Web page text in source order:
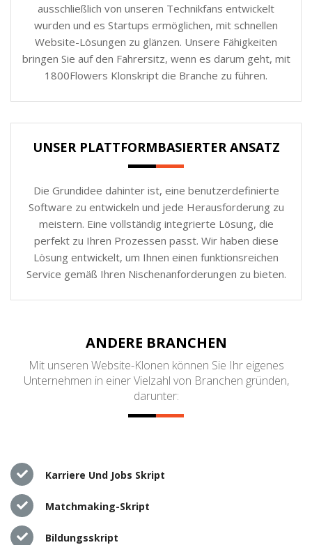
ausschließlich von unseren Technikfans entwickelt
wurden und es Startups ermöglichen, mit schnellen
Website-Lösungen zu glänzen. Unsere Fähigkeiten
bringen Sie auf den Fahrersitz, wenn es darum geht, mit
1800Flowers Klonskript die Branche zu führen.
UNSER PLATTFORMBASIERTER ANSATZ
Die Grundidee dahinter ist, eine benutzerdefinierte
Software zu entwickeln und jede Herausforderung zu
meistern. Eine vollständig integrierte Lösung, die
perfekt zu Ihren Prozessen passt. Wir haben diese
Lösung entwickelt, um Ihnen einen funktionsreichen
Service gemäß Ihren Nischenanforderungen zu bieten.
ANDERE BRANCHEN
Mit unseren Website-Klonen können Sie Ihr eigenes
Unternehmen in einer Vielzahl von Branchen gründen,
darunter:
Karriere Und Jobs Skript
Matchmaking-Skript
Bildungsskript